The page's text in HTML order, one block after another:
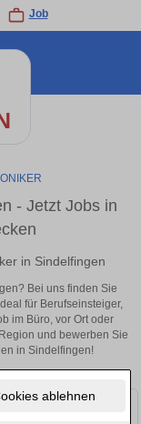
ablehnen
Job
- Jetzt Jobs in
in Sindelfingen
Bei uns finden Sie
für Berufseinsteiger,
im Büro, vor Ort oder
und bewerben Sie
in Sindelfingen!